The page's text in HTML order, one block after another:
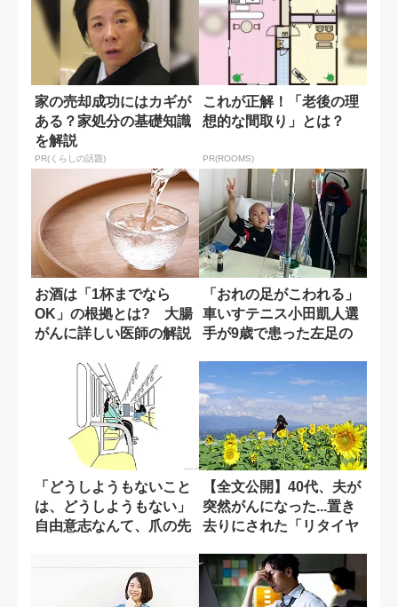
家の売却成功にはカギが
ある？家処分の基礎知識
を解説
PR(くらしの話題)
これが正解！「老後の理
想的な間取り」とは？
PR(ROOMS)
お酒は「1杯までなら
OK」の根拠とは? 大腸
がんに詳しい医師の解説
「おれの足がこわれる」
車いすテニス小田凱人選
手が9歳で患った左足の
「どうしようもないこと
は、どうしようもない」
自由意志なんて、爪の先
【全文公開】40代、夫が
突然がんになった...置き
去りにされた「リタイヤ